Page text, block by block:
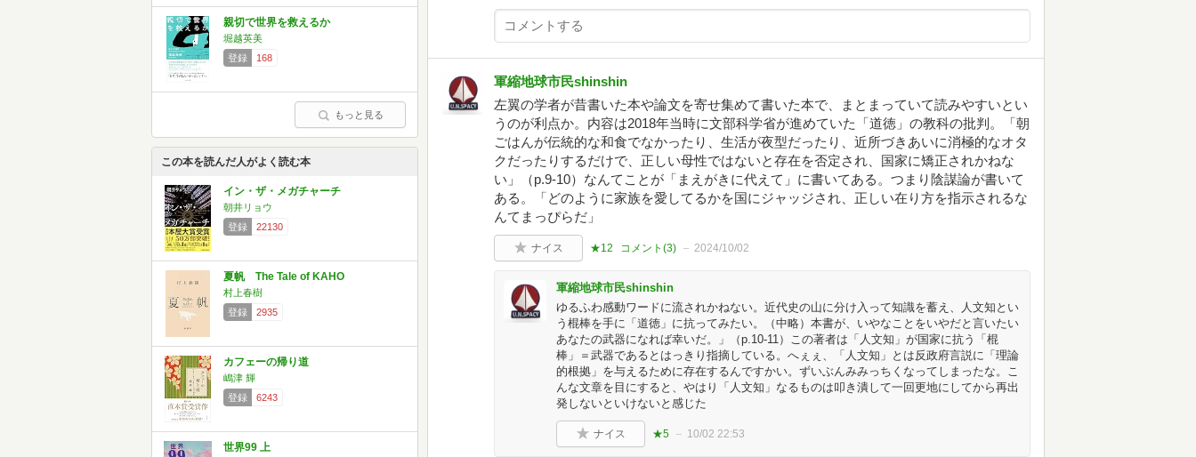
親切で世界を救えるか
堀越英美
登録
168
もっと見る
この本を読んだ人がよく読む本
イン・ザ・メガチャーチ
朝井リョウ
登録
22130
夏帆 The Tale of KAHO
村上春樹
登録
2935
カフェーの帰り道
嶋津 輝
登録
6243
世界99 上
軍縮地球市民shinshin
左翼の学者が昔書いた本や論文を寄せ集めて書いた本で、まとまっていて読みやすいとい
うのが利点か。内容は2018年当時に文部科学省が進めていた「道徳」の教科の批判。「朝
ごはんが伝統的な和食でなかったり、生活が夜型だったり、近所づきあいに消極的なオタ
クだったりするだけで、正しい母性ではないと存在を否定され、国家に矯正されかねな
い」（p.9-10）なんてことが「まえがきに代えて」に書いてある。つまり陰謀論が書いて
ある。「どのように家族を愛してるかを国にジャッジされ、正しい在り方を指示されるな
んてまっぴらだ」
ナイス ★12 コメント(3) 2024/10/02
軍縮地球市民shinshin
ゆるふわ感動ワードに流されかねない。近代史の山に分け入って知識を蓄え、人文知とい
う棍棒を手に「道徳」に抗ってみたい。（中略）本書が、いやなことをいやだと言いたい
あなたの武器になれば幸いだ。」（p.10-11）この著者は「人文知」が国家に抗う「棍
棒」＝武器であるとはっきり指摘している。へぇぇ、「人文知」とは反政府言説に「理論
的根拠」を与えるために存在するんですかい。ずいぶんみみっちくなってしまったな。こ
んな文章を目にすると、やはり「人文知」なるものは叩き潰して一回更地にしてから再出
発しないといけないと感じた
ナイス ★5 10/02 22:53